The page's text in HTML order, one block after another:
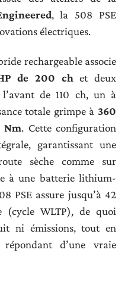
, la 508 PSE
électriques.
rechargeable associe
de 200 chet deux
de 110 ch, un à
totale grimpe à 360
Nm. Cette configuration
garantissant une
sèche comme sur
à une batterie lithium-
PSE assure jusqu’à 42
(cycle WLTP), de quoi
ni émissions, tout en
d’une vraie